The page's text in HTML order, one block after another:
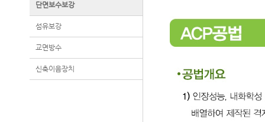
단면보수보강
섬유보강
교면방수
신축이음장치